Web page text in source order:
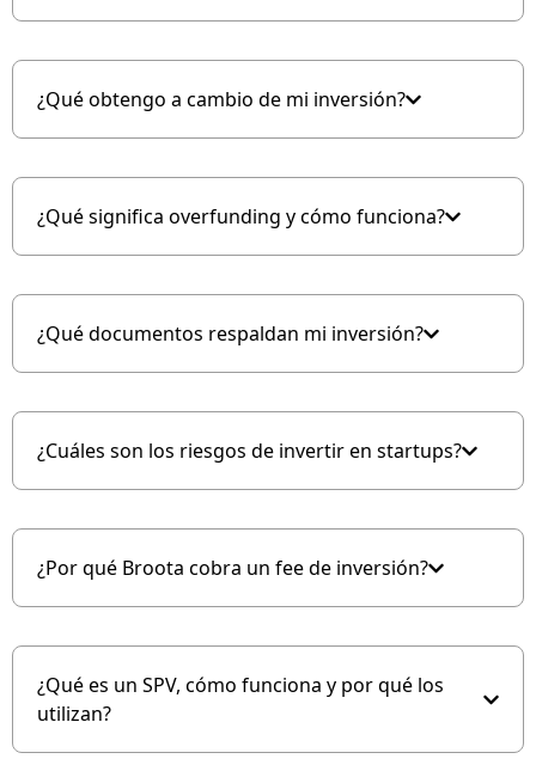
¿Qué obtengo a cambio de mi inversión?
¿Qué significa overfunding y cómo funciona?
¿Qué documentos respaldan mi inversión?
¿Cuáles son los riesgos de invertir en startups?
¿Por qué Broota cobra un fee de inversión?
¿Qué es un SPV, cómo funciona y por qué los
utilizan?